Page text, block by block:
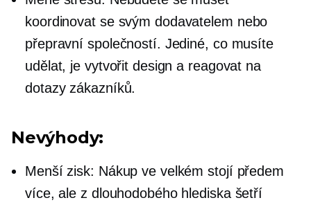
koordinovat se svým dodavatelem nebo
přepravní společností. Jediné, co musíte
udělat, je vytvořit design a reagovat na
dotazy zákazníků.
Nevýhody:
Menší zisk: Nákup ve velkém stojí předem
více, ale z dlouhodobého hlediska šetří